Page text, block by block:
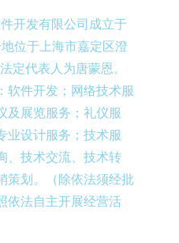
开发有限公司成立于
位于上海市嘉定区澄
定代表人为唐蒙恩。
软件开发；网络技术服
及展览服务；礼仪服
业设计服务；技术服
、技术交流、技术转
策划。（除依法须经批
依法自主开展经营活